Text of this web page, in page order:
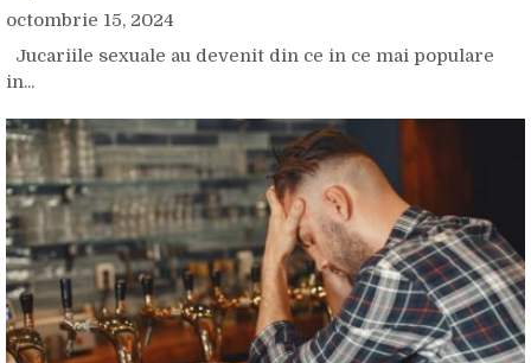
octombrie 15, 2024
Jucariile sexuale au devenit din ce in ce mai populare
in...